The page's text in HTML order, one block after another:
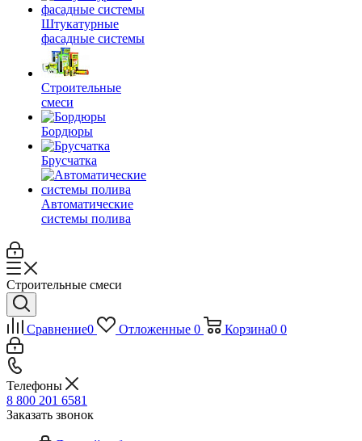
Штукатурные
фасадные системы
Строительные
смеси
Бордюры
Брусчатка
Автоматические
системы полива
Строительные смеси
Сравнение0 Отложенные 0 Корзина0 0
Телефоны
8 800 201 6581
Заказать звонок